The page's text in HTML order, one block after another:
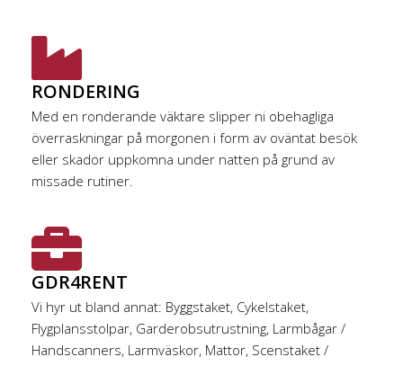
RONDERING
Med en ronderande väktare slipper ni obehagliga
överraskningar på morgonen i form av oväntat besök
eller skador uppkomna under natten på grund av
missade rutiner.
GDR4RENT
Vi hyr ut bland annat: Byggstaket, Cykelstaket,
Flygplansstolpar, Garderobsutrustning, Larmbågar /
Handscanners, Larmväskor, Mattor, Scenstaket /